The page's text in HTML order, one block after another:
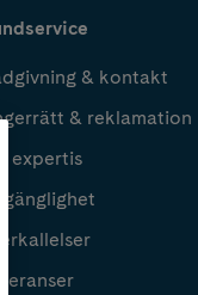
& kontakt
& reklamation
expertis